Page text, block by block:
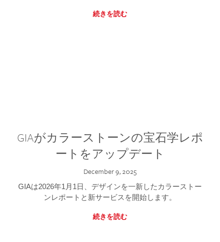
続きを読む
GIAがカラーストーンの宝石学レポ
ートをアップデート
December 9, 2025
GIAは2026年1月1日、デザインを一新したカラーストー
ンレポートと新サービスを開始します。
続きを読む